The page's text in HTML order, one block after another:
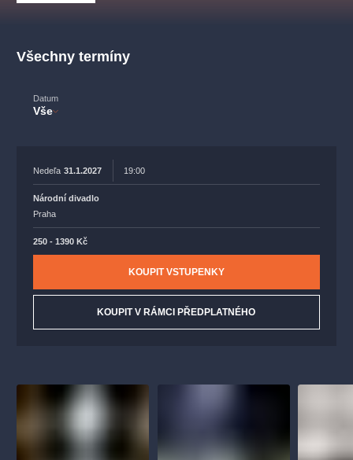
Všechny termíny
Datum
Vše
Nedeľa 31.1.2027 19:00
Národní divadlo
Praha
250 - 1390 Kč
KOUPIT VSTUPENKY
KOUPIT V RÁMCI PŘEDPLATNÉHO
filmováhudba státníopera